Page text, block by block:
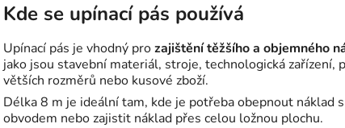
Kde se upínací pás používá
Upínací pás je vhodný prozajištění těžšího a objemného
jako jsou stavební materiál, stroje, technologická zařízení,
větších rozměrů nebo kusové zboží.
Délka 8 m je ideální tam, kde je potřeba obepnout náklad
obvodem nebo zajistit náklad přes celou ložnou plochu.